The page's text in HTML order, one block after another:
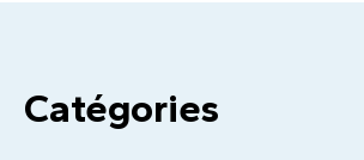
Catégories